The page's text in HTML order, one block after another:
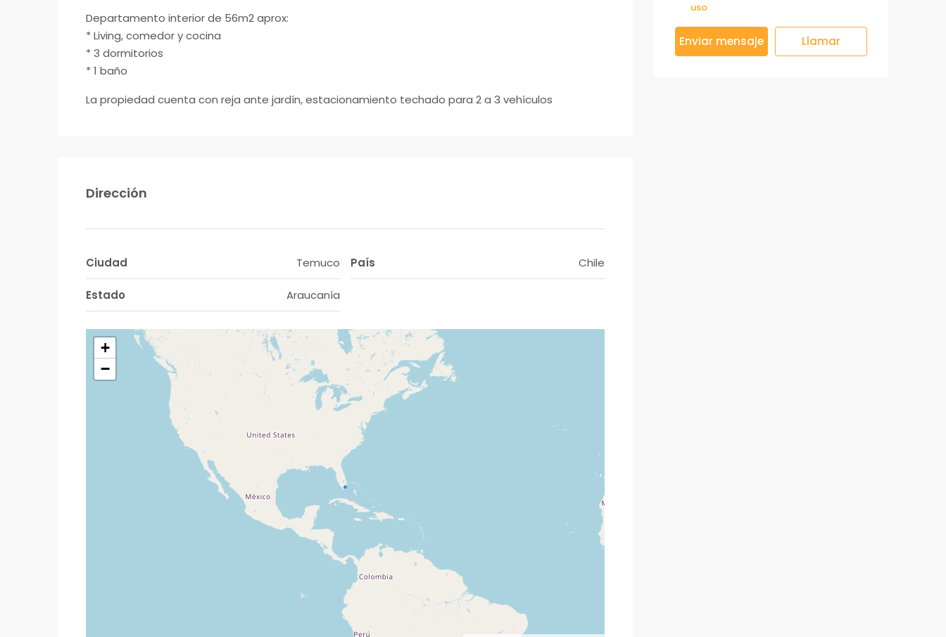
Departamento interior de 56m2 aprox:
* Living, comedor y cocina
* ⁠3 dormitorios
* ⁠1 baño
La propiedad cuenta con reja ante jardín, estacionamiento techado para 2 a 3 vehículos
Dirección
Ciudad Temuco
Estado Araucanía
País Chile
+
−
uso
Enviar mensaje Llamar